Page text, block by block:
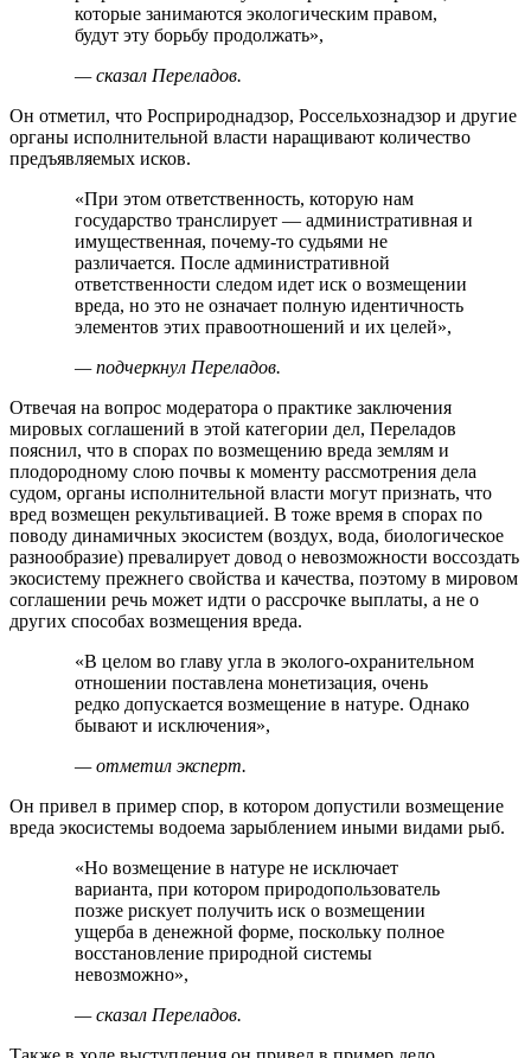
которые занимаются экологическим правом,
будут эту борьбу продолжать»,
— сказал Переладов.
Он отметил, что Росприроднадзор, Россельхознадзор и другие
органы исполнительной власти наращивают количество
предъявляемых исков.
«При этом ответственность, которую нам
государство транслирует — административная и
имущественная, почему-то судьями не
различается. После административной
ответственности следом идет иск о возмещении
вреда, но это не означает полную идентичность
элементов этих правоотношений и их целей»,
— подчеркнул Переладов.
Отвечая на вопрос модератора о практике заключения
мировых соглашений в этой категории дел, Переладов
пояснил, что в спорах по возмещению вреда землям и
плодородному слою почвы к моменту рассмотрения дела
судом, органы исполнительной власти могут признать, что
вред возмещен рекультивацией. В тоже время в спорах по
поводу динамичных экосистем (воздух, вода, биологическое
разнообразие) превалирует довод о невозможности воссоздать
экосистему прежнего свойства и качества, поэтому в мировом
соглашении речь может идти о рассрочке выплаты, а не о
других способах возмещения вреда.
«В целом во главу угла в эколого-охранительном
отношении поставлена монетизация, очень
редко допускается возмещение в натуре. Однако
бывают и исключения»,
— отметил эксперт.
Он привел в пример спор, в котором допустили возмещение
вреда экосистемы водоема зарыблением иными видами рыб.
«Но возмещение в натуре не исключает
варианта, при котором природопользователь
позже рискует получить иск о возмещении
ущерба в денежной форме, поскольку полное
восстановление природной системы
невозможно»,
— сказал Переладов.